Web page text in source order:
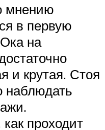
мнению
в первую
на
и крутая. Стоя
наблюдать
проходит